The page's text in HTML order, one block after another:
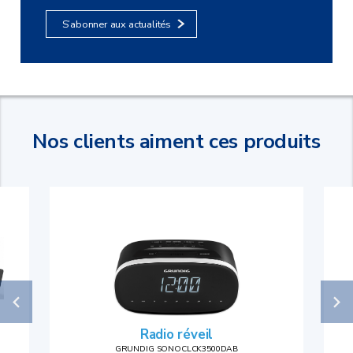
Micro-chaîne
Radio
Lecteur
Téléviseur
Téléviseur LED
S’abonner aux actualités
Nos clients aiment ces produits
Radio réveil
GRUNDIG SONOCLCK3500DAB